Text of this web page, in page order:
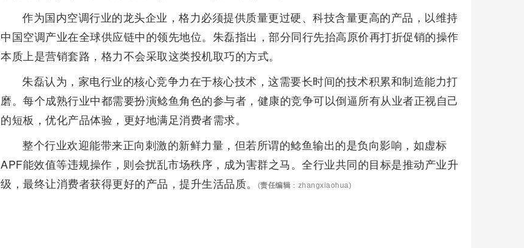
作为国内空调行业的龙头企业，格力必须提供质量更过硬、科技含量更高的产品，以维持
中国空调产业在全球供应链中的领先地位。朱磊指出，部分同行先抬高原价再打折促销的操作
本质上是营销套路，格力不会采取这类投机取巧的方式。
朱磊认为，家电行业的核心竞争力在于核心技术，这需要长时间的技术积累和制造能力打
磨。每个成熟行业中都需要扮演鲶鱼角色的参与者，健康的竞争可以倒逼所有从业者正视自己
的短板，优化产品体验，更好地满足消费者需求。
整个行业欢迎能带来正向刺激的新鲜力量，但若所谓的鲶鱼输出的是负向影响，如虚标
APF能效值等违规操作，则会扰乱市场秩序，成为害群之马。全行业共同的目标是推动产业升
级，最终让消费者获得更好的产品，提升生活品质。
(责任编辑 ：zhangxiaohua)